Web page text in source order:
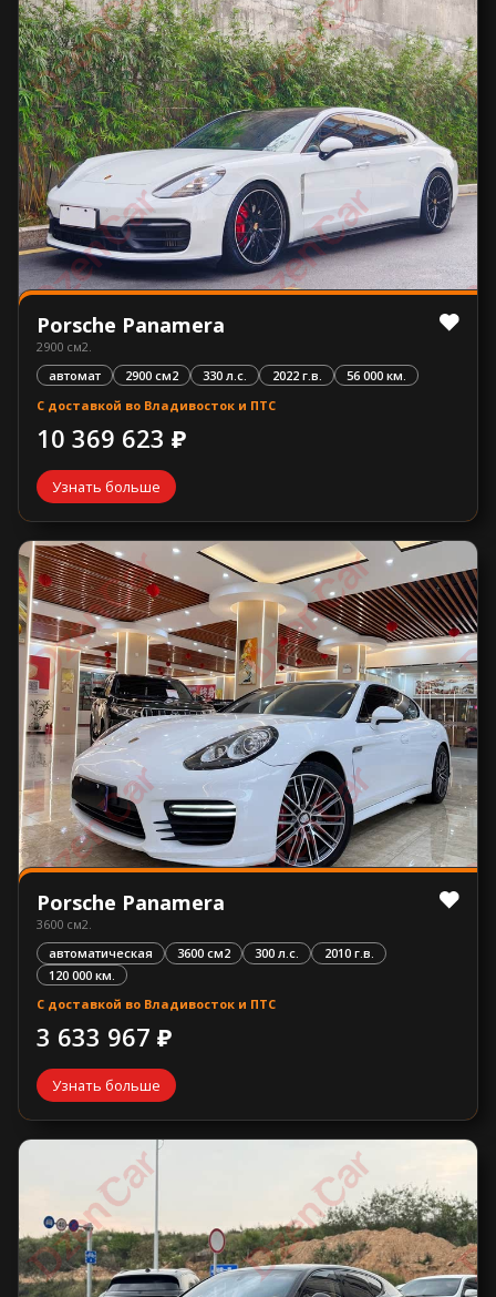
Porsche Panamera
2900 см2.
автомат
2900 см2 330 л.с. 2022 г.в.
56 000 км.
С доставкой во Владивосток и ПТС
10 369 623 ₽
Узнать больше
Porsche Panamera
3600 см2.
автоматическая
3600 см2 300 л.с.
2010 г.в.
120 000 км.
С доставкой во Владивосток и ПТС
3 633 967 ₽
Узнать больше